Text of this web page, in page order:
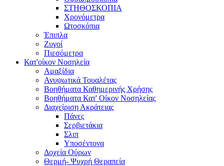
ΣΤΗΘΟΣΚΟΠΙΑ
Χρονόμετρα
Ωτοσκόπια
Έπιπλα
Ζυγοί
Πιεσόμετρα
Κατ'οίκον Νοσηλεία
Αμαξίδια
Ανυψωτικά Τουαλέτας
Βοηθήματα Καθημερινής Χρήσης
Βοηθήματα Κατ' Οίκον Νοσηλείας
Διαχείριση Ακράτειας
Πάνες
Σερβιετάκια
Σλιπ
Υποσέντονα
Δοχεία Ούρων
Θερμή- Ψυχρή Θεραπεία